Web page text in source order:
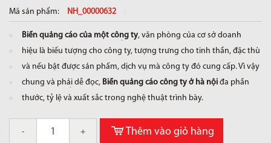
Mã sản phẩm: NH_00000632
Biển quảng cáo của một công ty, văn phòng của cơ sở doanh
nghiệp rất quan trọng vì biển
hiệu là biếu tượng cho công ty, tượng trưng cho tinh thần, đặc thù
của ngành nghề kinh doanh
và nếu bật được sản phẩm, dịch vụ mà công ty đó cung cấp. Vì vậy
nó cần phải có ý nghĩa tập
chung và phải dễ đọc, Biển quảng cáo công ty ở hà nội đa phần
đều rất cân bằng về kích
thước, tỷ lệ và xuất sắc trong nghệ thuật trình bày.
- + Thêm vào giỏ hàng